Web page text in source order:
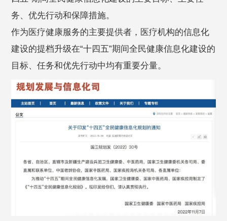
务、优先行动和保障措施。
作为医疗健康服务的主要提供者，医疗机构的信息化
建设的提档升级在“十四五”期间全民健康信息化建设的
目标、任务和优先行动中均有重要分量。